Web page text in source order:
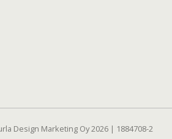
Design Marketing Oy 2026 | 1884708-2